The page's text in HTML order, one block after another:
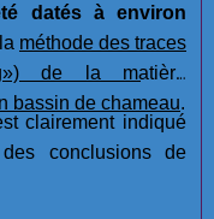
datés à environ
méthode des traces
de la matière
bassin de chameau.
clairement indiqué
conclusions de